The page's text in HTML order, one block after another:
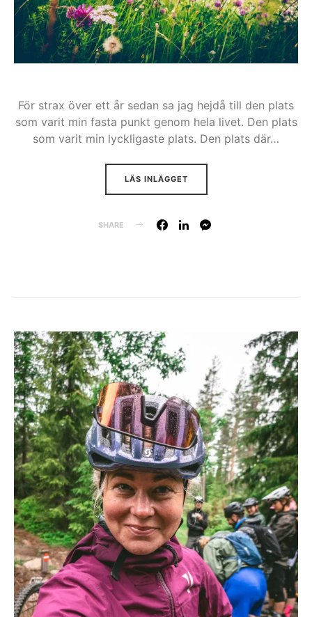
För strax över ett år sedan sa jag hejdå till den plats
som varit min fasta punkt genom hela livet. Den plats
som varit min lyckligaste plats. Den plats där…
LÄS INLÄGGET
SHARE